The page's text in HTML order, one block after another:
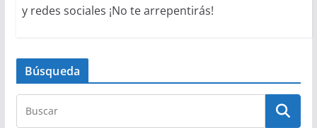
y redes sociales ¡No te arrepentirás!
Búsqueda